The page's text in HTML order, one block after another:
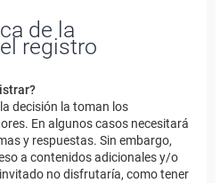
de la
registro
decisión la toman los
En algunos casos necesitará
y respuestas. Sin embargo,
a contenidos adicionales y/o
no disfrutaría, como tener